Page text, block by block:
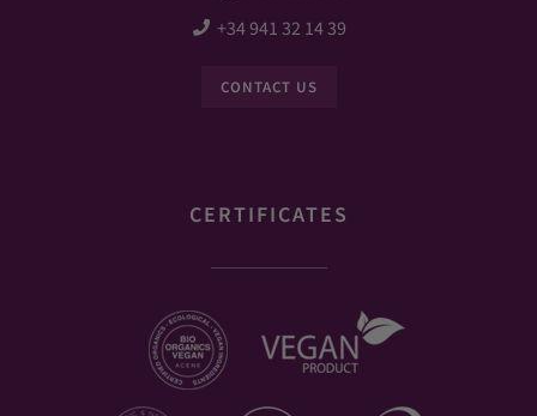
+34 941 32 14 39
CONTACT US
CERTIFICATES